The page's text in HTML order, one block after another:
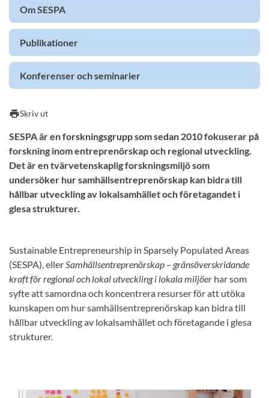
Om SESPA
Publikationer
Konferenser och seminarier
printSkriv ut
SESPA är en forskningsgrupp som sedan 2010 fokuserar på
forskning inom entreprenörskap och regional utveckling.
Det är en tvärvetenskaplig forskningsmiljö som
undersöker hur samhällsentreprenörskap kan bidra till
hållbar utveckling av lokalsamhället och företagandet i
glesa strukturer.
Sustainable Entrepreneurship in Sparsely Populated Areas
(SESPA), ellerSamhällsentreprenörskap – gränsöverskridande
kraft för regional och lokal utveckling i lokala miljöer ­har som
syfte att samordna och koncentrera resurser för att utöka
kunskapen om hur samhällsentreprenörskap kan bidra till
hållbar utveckling av lokalsamhället och företagande i glesa
strukturer.